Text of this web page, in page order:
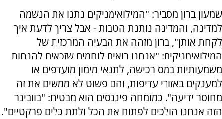
שמעון ברון מסביר: "המילואימניקים נתנו את הנשמה
למדינה, והמדינה נותנת הטבות - אבל צריך לדעת איך
לקחת אותן", ברון מזהה את הבעיה המרכזית של
המילואימניקים: "אנחנו רואים לוחמים שזכאים להנחות
משמעותיות במס רכישה, לתנאי מימון מועדפים או
למענקים באזורי עדיפות, והם פשוט לא ממשים את זה
מחוסר ידיעה". כמומחה פיננסים הוא מבטיח: "בוובינר
הזה אנחנו הולכים לפתוח את הכל ולתת כלים פרקטיים".